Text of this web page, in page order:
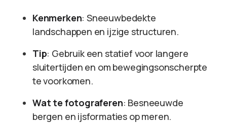
Kenmerken: Sneeuwbedekte
landschappen en ijzige structuren.
Tip: Gebruik een statief voor langere
sluitertijden en om bewegingsonscherpte
te voorkomen.
Wat te fotograferen: Besneeuwde
bergen en ijsformaties op meren.